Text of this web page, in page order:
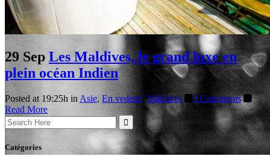
29 Sep Les Maldives, le grand luxe en
plein océan Indien
Posted at 19:25h in Asie, En vedette,Maldives
0 Comments
Read More
Search
for:
Catégories